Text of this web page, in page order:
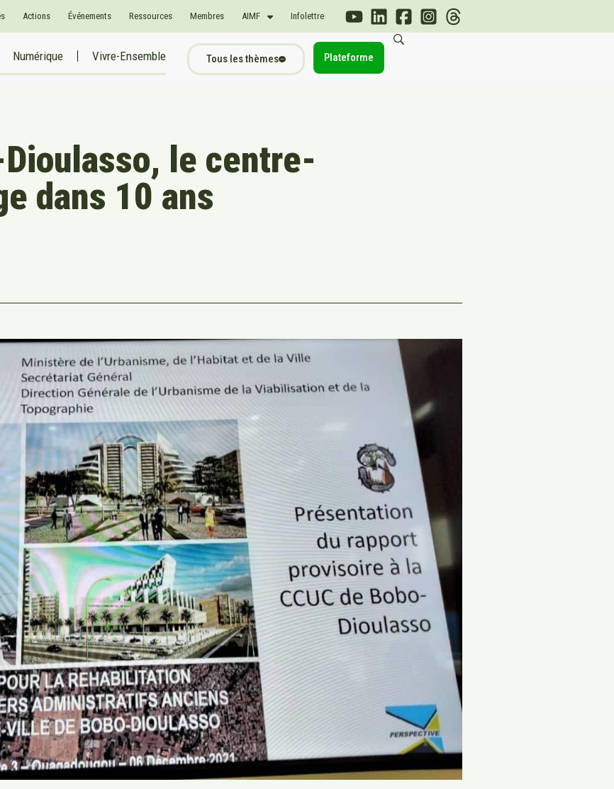
Actions Événements Ressources Membres AIMF Infolettre
Numérique Vivre-Ensemble Tous les thèmes Plateforme
le centre-
dans 10 ans